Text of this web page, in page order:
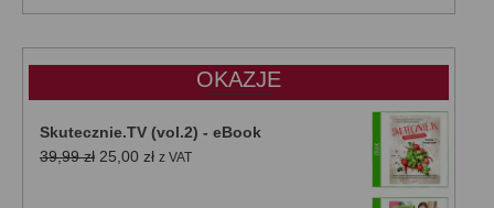
wynosiła:wynosi:
OKAZJE
Skutecznie.TV (vol.2) - eBook
39,99zł Pierwotna
25,00 złAktualna
z VAT